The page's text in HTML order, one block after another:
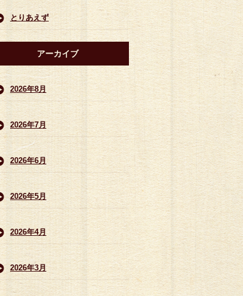
とりあえず
アーカイブ
2026年8月
2026年7月
2026年6月
2026年5月
2026年4月
2026年3月